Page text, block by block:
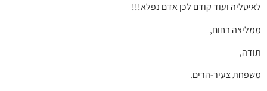
לאיטליה ועוד קודם לכן אדם נפלא!!!
ממליצה בחום,
תודה,
משפחת צעיר-הרים.